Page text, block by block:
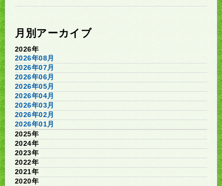
月別アーカイブ
2026年
2026年08月
2026年07月
2026年06月
2026年05月
2026年04月
2026年03月
2026年02月
2026年01月
2025年
2024年
2023年
2022年
2021年
2020年